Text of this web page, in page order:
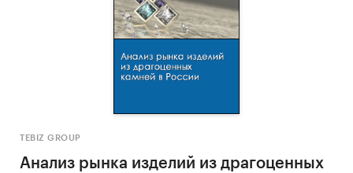
TEBIZ GROUP
Анализ рынка изделий из драгоценных